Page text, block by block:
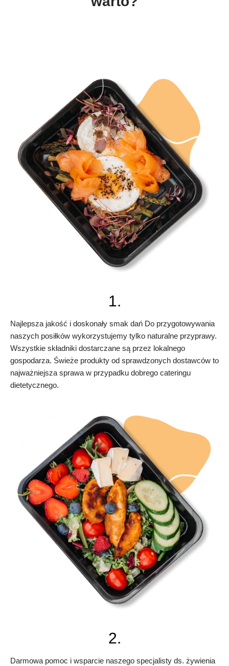
1.
Najlepsza jakość i doskonały smak dań Do przygotowywania
naszych posiłków wykorzystujemy tylko naturalne przyprawy.
Wszystkie składniki dostarczane są przez lokalnego
gospodarza. Świeże produkty od sprawdzonych dostawców to
najważniejsza sprawa w przypadku dobrego cateringu
dietetycznego.
2.
Darmowa pomoc i wsparcie naszego specjalisty ds. żywienia